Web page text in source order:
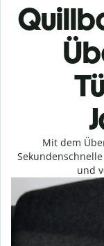
Mit dem
und